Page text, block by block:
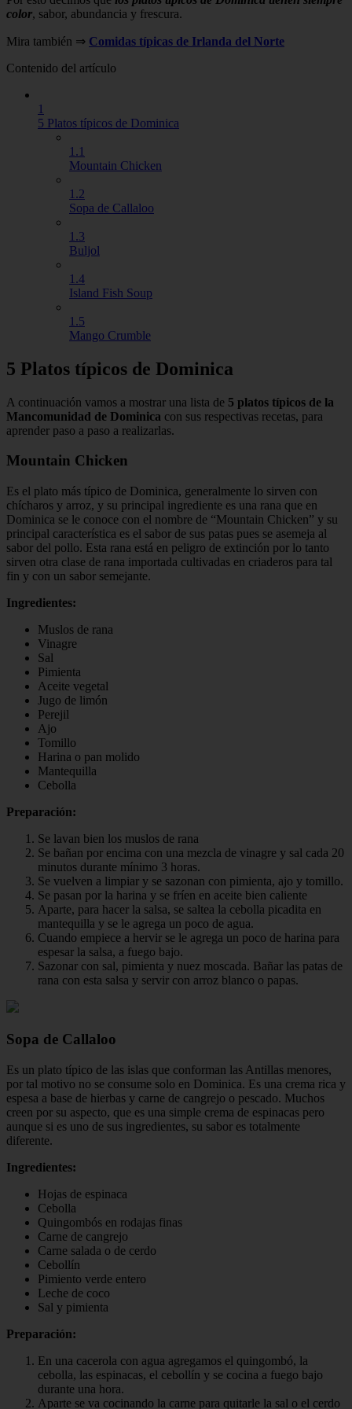
color, sabor, abundancia y frescura.
Mira también ⇒ Comidas típicas de Irlanda del Norte
Contenido del artículo
1
5 Platos típicos de Dominica
1.1
Mountain Chicken
1.2
Sopa de Callaloo
1.3
Buljol
1.4
Island Fish Soup
1.5
Mango Crumble
5 Platos típicos de Dominica
A continuación vamos a mostrar una lista de 5 platos típicos de la
Mancomunidad de Dominica con sus respectivas recetas, para
aprender paso a paso a realizarlas.
Mountain Chicken
Es el plato más típico de Dominica, generalmente lo sirven con
chícharos y arroz, y su principal ingrediente es una rana que en
Dominica se le conoce con el nombre de “Mountain Chicken” y su
principal característica es el sabor de sus patas pues se asemeja al
sabor del pollo. Esta rana está en peligro de extinción por lo tanto
sirven otra clase de rana importada cultivadas en criaderos para tal
fin y con un sabor semejante.
Ingredientes:
Muslos de rana
Vinagre
Sal
Pimienta
Aceite vegetal
Jugo de limón
Perejil
Ajo
Tomillo
Harina o pan molido
Mantequilla
Cebolla
Preparación:
Se lavan bien los muslos de rana
Se bañan por encima con una mezcla de vinagre y sal cada 20
minutos durante mínimo 3 horas.
Se vuelven a limpiar y se sazonan con pimienta, ajo y tomillo.
Se pasan por la harina y se fríen en aceite bien caliente
Aparte, para hacer la salsa, se saltea la cebolla picadita en
mantequilla y se le agrega un poco de agua.
Cuando empiece a hervir se le agrega un poco de harina para
espesar la salsa, a fuego bajo.
Sazonar con sal, pimienta y nuez moscada. Bañar las patas de
rana con esta salsa y servir con arroz blanco o papas.
Sopa de Callaloo
Es un plato típico de las islas que conforman las Antillas menores,
por tal motivo no se consume solo en Dominica. Es una crema rica y
espesa a base de hierbas y carne de cangrejo o pescado. Muchos
creen por su aspecto, que es una simple crema de espinacas pero
aunque si es uno de sus ingredientes, su sabor es totalmente
diferente.
Ingredientes:
Hojas de espinaca
Cebolla
Quingombós en rodajas finas
Carne de cangrejo
Carne salada o de cerdo
Cebollín
Pimiento verde entero
Leche de coco
Sal y pimienta
Preparación:
En una cacerola con agua agregamos el quingombó, la
cebolla, las espinacas, el cebollín y se cocina a fuego bajo
durante una hora.
Aparte se va cocinando la carne para quitarle la sal o el cerdo